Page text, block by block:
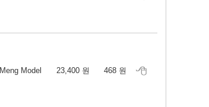
Meng Model 23,400 원 468 원